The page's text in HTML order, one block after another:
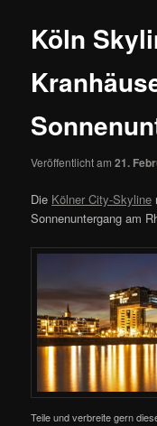
Köln
Veröffentlicht am21.
Die Kölner City-Skyline
Sonnenuntergang am
Teile und verbreite gern